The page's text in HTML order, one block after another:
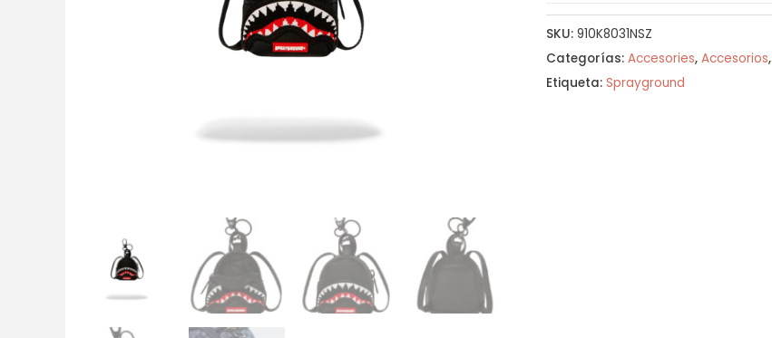
SKU: 910K8031NSZ
Categorías: Accesories, Accesorios,
Etiqueta: Sprayground